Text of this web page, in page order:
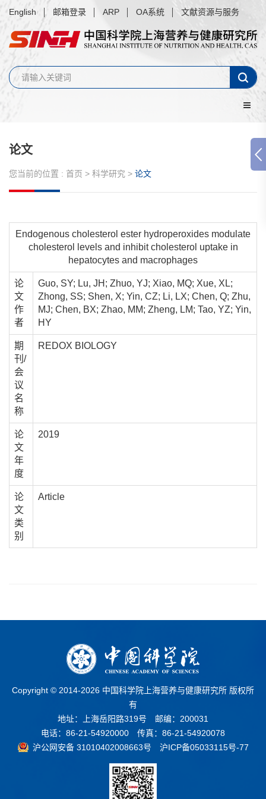
English 邮箱登录 ARP OA系统 文献资源与服务
论文
您当前的位置 : 首页 > 科学研究 > 论文
Endogenous cholesterol ester hydroperoxides modulate
cholesterol levels and inhibit cholesterol uptake in
hepatocytes and macrophages
论
文
作
者
Guo, SY; Lu, JH; Zhuo, YJ; Xiao, MQ; Xue, XL;
Zhong, SS; Shen, X; Yin, CZ; Li, LX; Chen, Q; Zhu,
MJ; Chen, BX; Zhao, MM; Zheng, LM; Tao, YZ; Yin,
HY
期
刊/
会
议
名
称
REDOX BIOLOGY
论
文
年
度
2019
论
文
类
别
Article
Copyright © 2014-2026 中国科学院上海营养与健康研究所 版权所
有
地址：上海岳阳路319号 邮编：200031
电话：86-21-54920000 传真：86-21-54920078
沪公网安备 31010402008663号
沪ICP备05033115号-77